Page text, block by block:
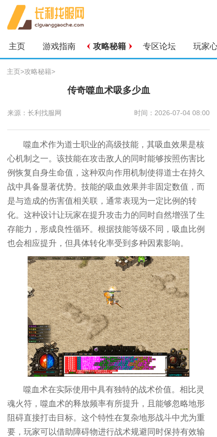
主页 游戏指南 攻略秘籍 专区论坛 玩家
主页>攻略秘籍>
传奇噬血术吸多少血
来源：长利找服网 时间：2026-07-04 08:00
噬血术作为道士职业的高级技能，其吸血效果是核
心机制之一。该技能在攻击敌人的同时能够按照伤害比
例恢复自身生命值，这种双向作用机制使得道士在持久
战中具备显著优势。技能的吸血效果并非固定数值，而
是与造成的伤害值相关联，通常表现为一定比例的转
化。这种设计让玩家在提升攻击力的同时自然增强了生
存能力，形成良性循环。根据技能等级不同，吸血比例
也会相应提升，但具体转化率受到多种因素影响。
噬血术在实际使用中具有独特的战术价值。相比灵
魂火符，噬血术的释放频率有所提升，且能够忽略地形
阻碍直接打击目标。这个特性在复杂地形战斗中尤为重
要，玩家可以借助障碍物进行战术规避同时保持有效输